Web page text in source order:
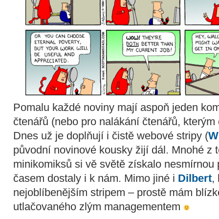
Pomalu každé noviny mají aspoň jeden
čtenářů (nebo pro nalákání čtenářů,
Dnes už je doplňují i čistě webové stripy (
původní novinové kousky žijí dál. Mnohé z
minikomiksů si vě světě získalo nesmírnou
časem dostaly i k nám. Mimo jiné i Dilbert,
nejoblíbenějším stripem – prostě mám
utlačovaného zlým managementem